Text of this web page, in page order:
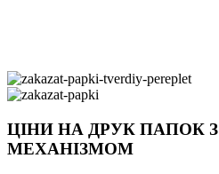
ЦІНИ НА ДРУК ПАПОК
МЕХАНІЗМОМ